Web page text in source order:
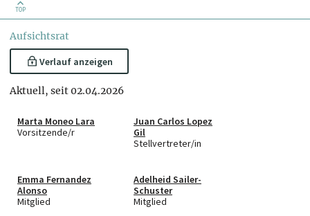
TOP
Aufsichtsrat
Verlauf anzeigen
Aktuell, seit 02.04.2026
Marta Moneo Lara
Vorsitzende/r
Juan Carlos Lopez
Gil
Stellvertreter/in
Emma Fernandez
Alonso
Mitglied
Adelheid Sailer-
Schuster
Mitglied